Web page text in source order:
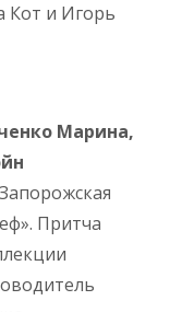
Кот и Игорь
Марина,
Притча